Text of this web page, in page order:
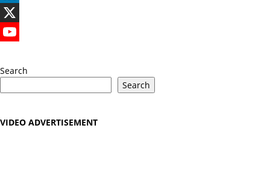
LinkedIn
X
Search
Search
VIDEO ADVERTISEMENT